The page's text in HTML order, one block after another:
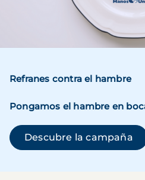
Refranes contra el hambre
Pongamos el hambre en
Descubre la campaña